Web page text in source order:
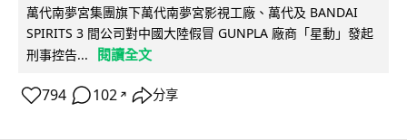
萬代南夢宮集團旗下萬代南夢宮影視工廠、萬代及 BANDAI
SPIRITS 3 間公司對中國大陸假冒 GUNPLA 廠商「星動」發起
刑事控告...
閱讀全文
794 102 ↗ 分享